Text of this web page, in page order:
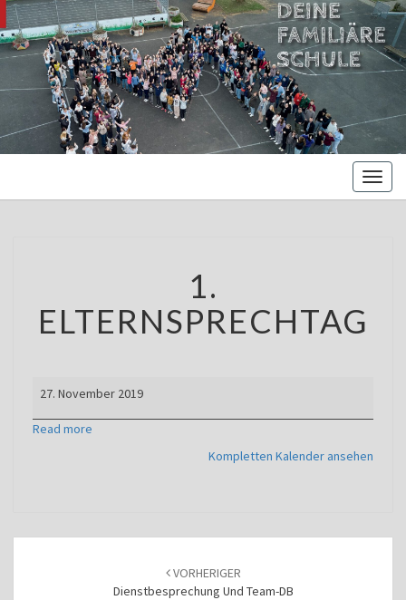
Oberschule –
Offene
Ganztagsschule
1.
ELTERNSPRECHTAG
Elternsprechtag
27. November 2019
Read more
Kompletten Kalender ansehen
VORHERIGER
Dienstbesprechung Und Team-DB